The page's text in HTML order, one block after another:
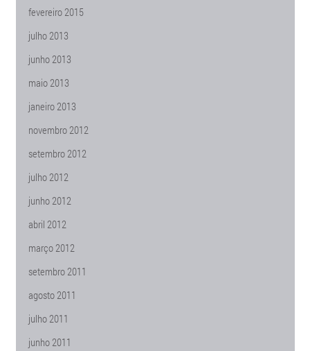
fevereiro 2015
julho 2013
junho 2013
maio 2013
janeiro 2013
novembro 2012
setembro 2012
julho 2012
junho 2012
abril 2012
março 2012
setembro 2011
agosto 2011
julho 2011
junho 2011